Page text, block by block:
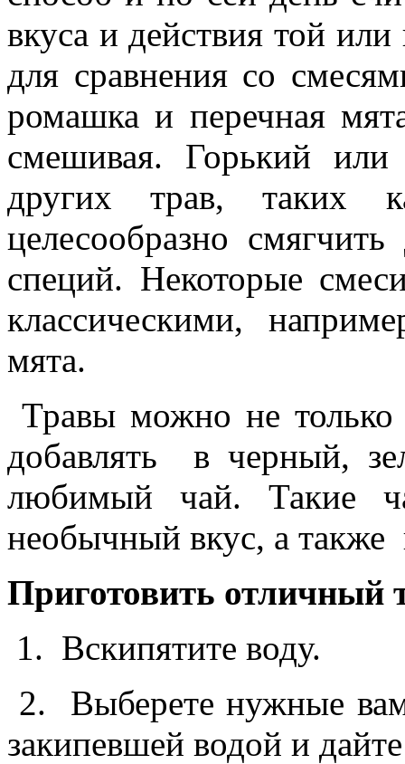
вкуса и действия той
для сравнения со
ромашка и перечная
смешивая. Горький
других трав, таких
целесообразно
специй. Некоторые
классическими,
мята.
Травы можно не
добавлять в черный,
любимый чай. Такие
необычный вкус, а также
Приготовить отличный
1. Вскипятите воду.
2. Выберете нужные
закипевшей водой и дайте